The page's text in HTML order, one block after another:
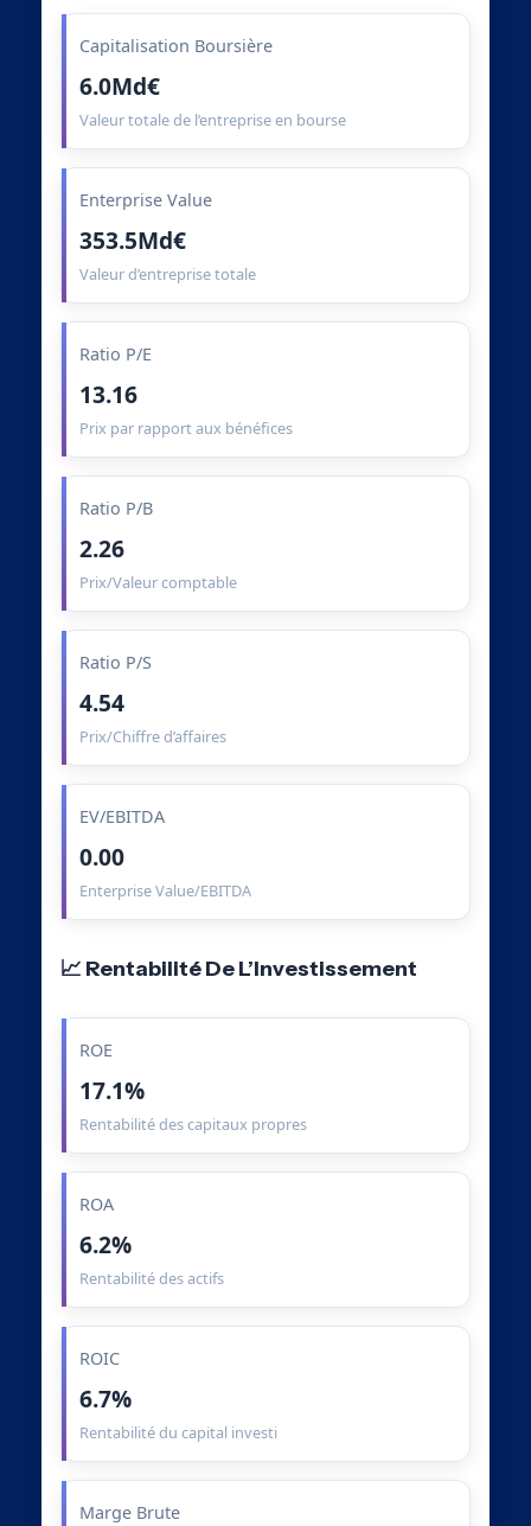
Capitalisation Boursière
6.0Md€
Valeur totale de l’entreprise en bourse
Enterprise Value
353.5Md€
Valeur d’entreprise totale
Ratio P/E
13.16
Prix par rapport aux bénéfices
Ratio P/B
2.26
Prix/Valeur comptable
Ratio P/S
4.54
Prix/Chiffre d’affaires
EV/EBITDA
0.00
Enterprise Value/EBITDA
📈 Rentabilité De L’Investissement
ROE
17.1%
Rentabilité des capitaux propres
ROA
6.2%
Rentabilité des actifs
ROIC
6.7%
Rentabilité du capital investi
Marge Brute